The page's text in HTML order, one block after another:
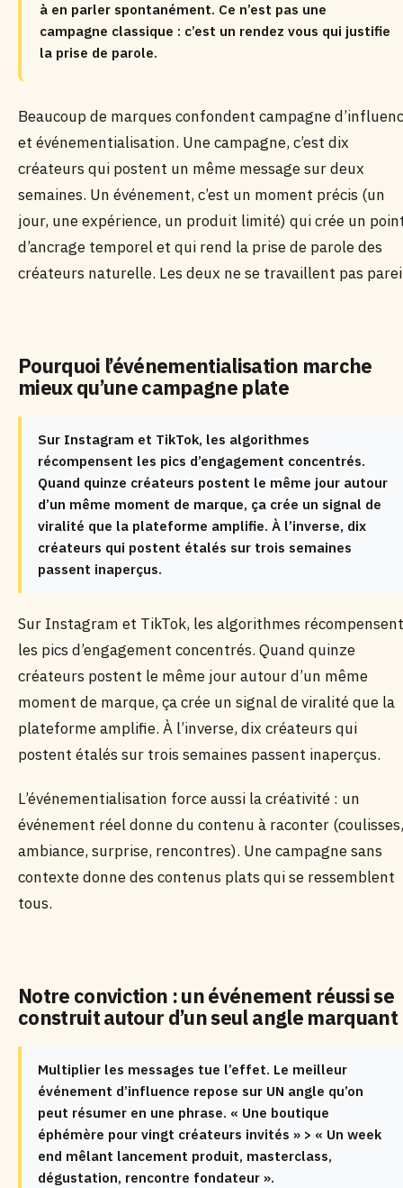
à en parler spontanément. Ce n’est pas une
campagne classique : c’est un rendez vous qui justifie
la prise de parole.
Beaucoup de marques confondent campagne
et événementialisation. Une campagne, c’est dix
créateurs qui postent un même message sur deux
semaines. Un événement, c’est un moment précis (un
jour, une expérience, un produit limité) qui crée un
d’ancrage temporel et qui rend la prise de parole des
créateurs naturelle. Les deux ne se travaillent pas
Pourquoi l’événementialisation marche
mieux qu’une campagne plate
Sur Instagram et TikTok, les algorithmes
récompensent les pics d’engagement concentrés.
Quand quinze créateurs postent le même jour autour
d’un même moment de marque, ça crée un signal de
viralité que la plateforme amplifie. À l’inverse, dix
créateurs qui postent étalés sur trois semaines
passent inaperçus.
Sur Instagram et TikTok, les algorithmes récompensent
les pics d’engagement concentrés. Quand quinze
créateurs postent le même jour autour d’un même
moment de marque, ça crée un signal de viralité que la
plateforme amplifie. À l’inverse, dix créateurs qui
postent étalés sur trois semaines passent inaperçus.
L’événementialisation force aussi la créativité : un
événement réel donne du contenu à raconter (coulisses,
ambiance, surprise, rencontres). Une campagne sans
contexte donne des contenus plats qui se ressemblent
tous.
Notre conviction : un événement réussi se
construit autour d’un seul angle marquant
Multiplier les messages tue l’effet. Le meilleur
événement d’influence repose sur UN angle qu’on
peut résumer en une phrase. « Une boutique
éphémère pour vingt créateurs invités » > « Un week
end mêlant lancement produit, masterclass,
dégustation, rencontre fondateur ».